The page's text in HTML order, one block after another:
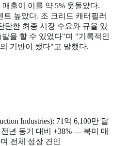
출이 이를 약 5% 웃돌았다.
트 높았다. 조 크리드 캐터필러
탄한 최종 시장 수요와 규율 있
을 할 수 있었다"며 "기록적인
기반이 됐다"고 말했다.
Industries): 71억 6,100만 달
전년 동기 대비 +38% — 북미 매
전체 성장 견인